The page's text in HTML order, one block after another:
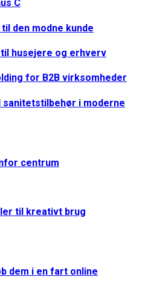
C
den modne kunde
husejere og erhverv
for B2B virksomheder
sanitetstilbehør i moderne
centrum
til kreativt brug
dem i en fart online